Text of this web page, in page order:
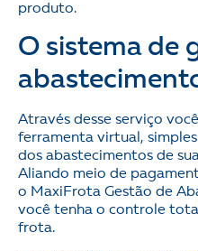
produto.
O sistema de
Através desse serviço
ferramenta virtual,
dos abastecimentos de
Aliando meio de
o MaxiFrota Gestão de
você tenha o controle
frota.